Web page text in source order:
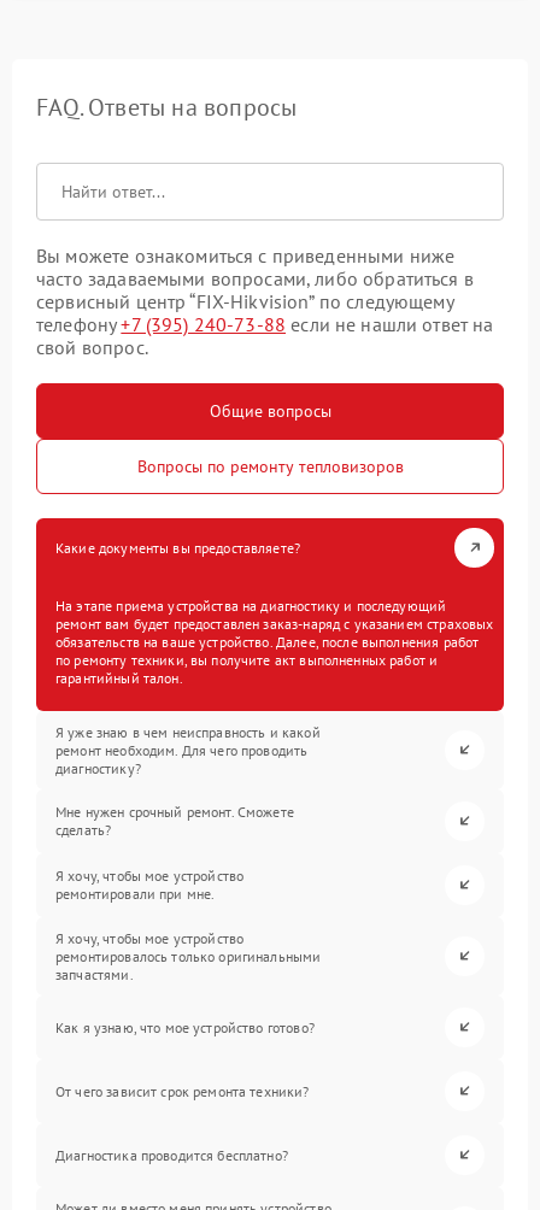
FAQ. Ответы на вопросы
Вы можете ознакомиться с приведенными ниже
часто задаваемыми вопросами, либо обратиться в
сервисный центр “FIX-Hikvision” по следующему
телефону+7 (395) 240-73-88 если не нашли ответ на
свой вопрос.
Общие вопросы
Вопросы по ремонту тепловизоров
Какие документы вы предоставляете?
На этапе приема устройства на диагностику и последующий
ремонт вам будет предоставлен заказ-наряд с указанием страховых
обязательств на ваше устройство. Далее, после выполнения работ
по ремонту техники, вы получите акт выполненных работ и
гарантийный талон.
Я уже знаю в чем неисправность и какой
ремонт необходим. Для чего проводить
диагностику?
Мне нужен срочный ремонт. Сможете
сделать?
Я хочу, чтобы мое устройство
ремонтировали при мне.
Я хочу, чтобы мое устройство
ремонтировалось только оригинальными
запчастями.
Как я узнаю, что мое устройство готово?
От чего зависит срок ремонта техники?
Диагностика проводится бесплатно?